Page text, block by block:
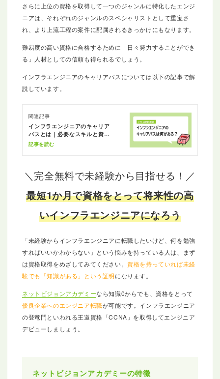
さらに上位の資格を取得して一つのジャンルに特化したエンジ
ニアは、それぞれのジャンルのスペシャリストとして重宝さ
れ、より上流工程の案件に配属されるきっかけにもなります。
難易度の高い資格に合格するために「日々努力することができ
る」人材としての信頼も得られるでしょう。
インフラエンジニアのキャリアパスについては以下の記事で解
説しています。
関連記事
インフラエンジニアのキャリア
パスとは｜必要なスキルと資格
を解説
記事を読む
＼完全無料で未経験から目指せる！／
最短1か月で資格をとって将来性の高
いインフラエンジニアになろう
「未経験からインフラエンジニアに転職したいけど、何を勉強
すればいいかわからない」という悩みを持っている人は、まず
は資格取得をめざしてみてください。 資格を持っていれば未経
験でも「知識がある」という証明になります。
ネットビジョンアカデミーなら知識0からでも、資格をとって
優良企業へのエンジニア転職が可能です。インフラエンジニア
の登竜門といわれる王道資格「CCNA」を取得してエンジニア
デビューしましょう。
ネットビジョンアカデミーの特徴